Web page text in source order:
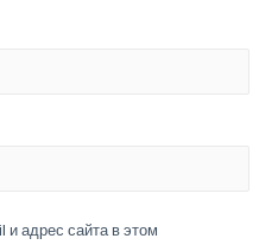
адрес сайта в этом